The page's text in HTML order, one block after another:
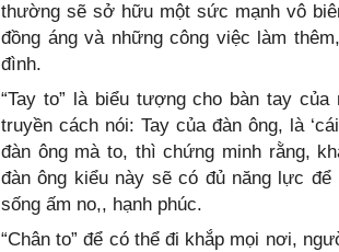
thường sẽ sở hữu một sức mạnh vô
đồng áng và những công việc làm
đình.
“Tay to” là biểu tượng cho bàn tay
truyền cách nói: Tay của đàn ông, là
đàn ông mà to, thì chứng minh rằng,
đàn ông kiểu này sẽ có đủ năng lực
sống ấm no,, hạnh phúc.
“Chân to” để có thể đi khắp mọi nơi,